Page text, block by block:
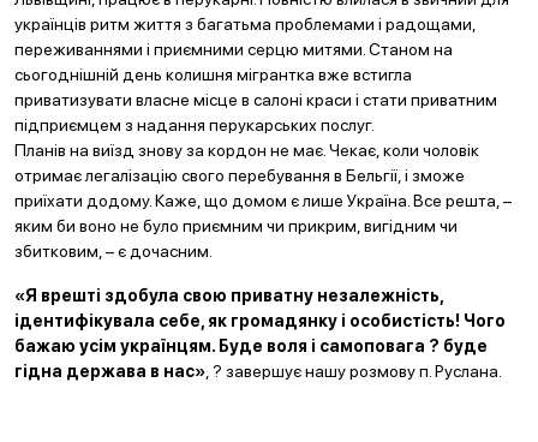
українців ритм життя з багатьма проблемами і радощами,
переживаннями і приємними серцю митями. Станом на
сьогоднішній день колишня мігрантка вже встигла
приватизувати власне місце в салоні краси і стати приватним
підприємцем з надання перукарських послуг.
Планів на виїзд знову за кордон не має. Чекає, коли чоловік
отримає легалізацію свого перебування в Бельгії, і зможе
приїхати додому. Каже, що домом є лише Україна. Все решта, –
яким би воно не було приємним чи прикрим, вигідним чи
збитковим, – є дочасним.
«Я врешті здобула свою приватну незалежність,
ідентифікувала себе, як громадянку і особистість! Чого
бажаю усім українцям. Буде воля і самоповага ? буде
гідна держава в нас» , ? завершує нашу розмову п. Руслана.